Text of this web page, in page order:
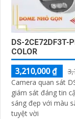
DS-2CE72DF3T-
COLOR
3,210,000 ₫
Camera quan sát
giám sát đáng tin cậy. Với khả năng ghi lại hình ảnh
sáng đẹp với màu
tuyệt vời